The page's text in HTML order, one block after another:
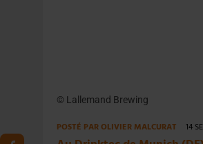
© Lallemand Brewing
POSTÉ PAROLIVIER MALCURAT 14